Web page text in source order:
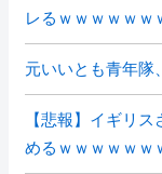
レるｗｗｗｗｗｗ
元いいとも青年隊
【悲報】イギリ
めるｗｗｗｗｗｗ